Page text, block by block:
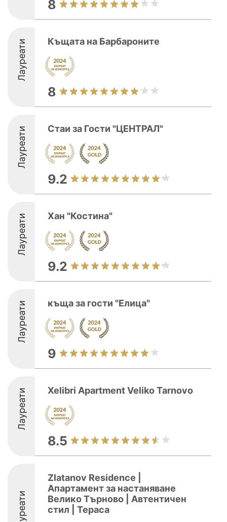
8
Лауреати Къщата на Барбароните
8
Лауреати Стаи за Гости "ЦЕНТРАЛ"
9.2
Лауреати Хан "Костина"
9.2
Лауреати къща за гости "Елица"
9
Лауреати Xelibri Apartment Veliko Tarnovo
8.5
Лауреати
Zlatanov Residence |
Апартамент за настаняване
Велико Търново | Автентичен
стил | Тераса